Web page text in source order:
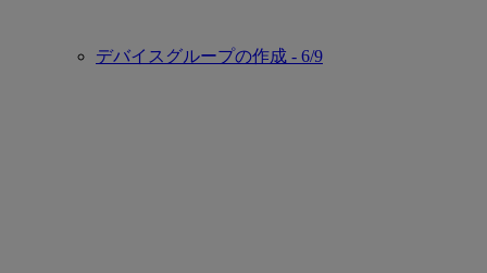
デバイスグループの作成 - 6/9